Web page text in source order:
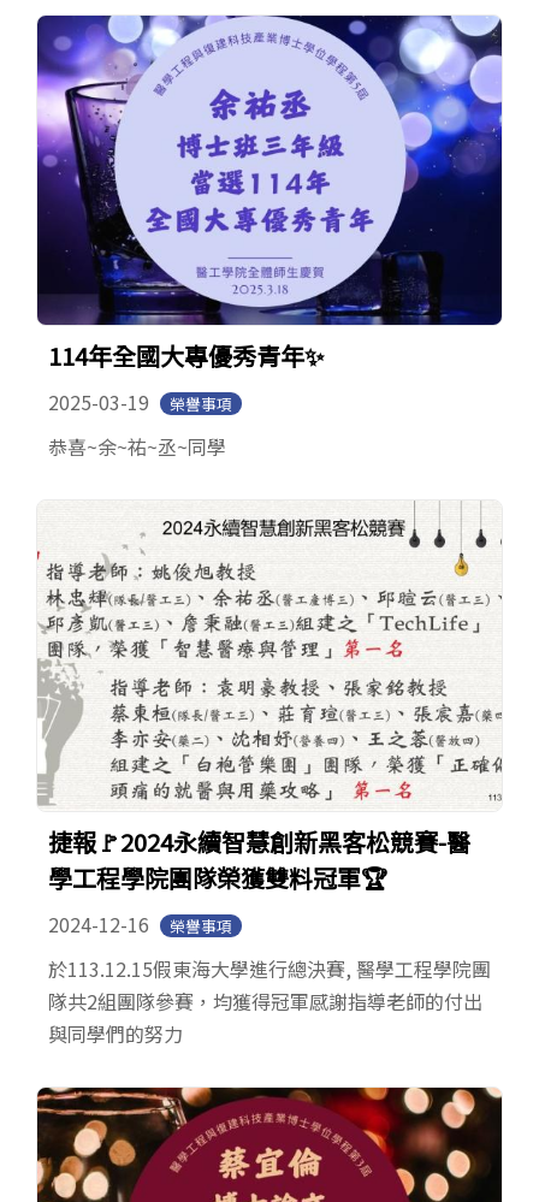
114年全國大專優秀青年​✨
2025-03-19 榮譽事項
恭喜~余~祐~丞~同學
捷報🚩2024永續智慧創新黑客松競賽-醫
學工程學院團隊榮獲雙料冠軍🏆
2024-12-16 榮譽事項
於113.12.15假東海大學進行總決賽, 醫學工程學院團
隊共2組團隊參賽，均獲得冠軍感謝指導老師的付出
與同學們的努力